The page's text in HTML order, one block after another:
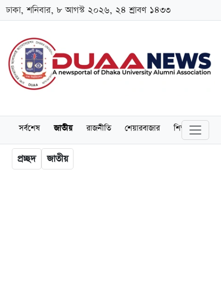
ঢাকা, শনিবার, ৮ আগস্ট ২০২৬, ২৪ শ্রাবণ ১৪৩৩
সর্বশেষ জাতীয় রাজনীতি শেয়ারবাজার শিক্ষা
প্রচ্ছদ জাতীয়